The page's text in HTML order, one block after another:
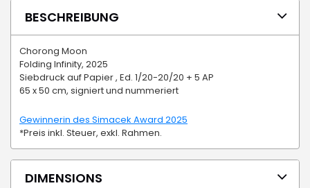
BESCHREIBUNG
Chorong Moon
Folding Infinity, 2025
Siebdruck auf Papier , Ed. 1/20-20/20 + 5 AP
65 x 50 cm, signiert und nummeriert
Gewinnerin des Simacek Award 2025
*Preis inkl. Steuer, exkl. Rahmen.
DIMENSIONS